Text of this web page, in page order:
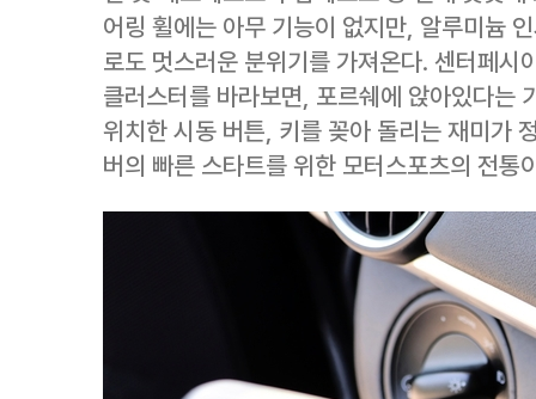
어링 휠에는 아무 기능이 없지만, 알루미늄
로도 멋스러운 분위기를 가져온다. 센터페시
클러스터를 바라보면, 포르쉐에 앉아있다는
위치한 시동 버튼, 키를 꽂아 돌리는 재미가
버의 빠른 스타트를 위한 모터스포츠의 전통